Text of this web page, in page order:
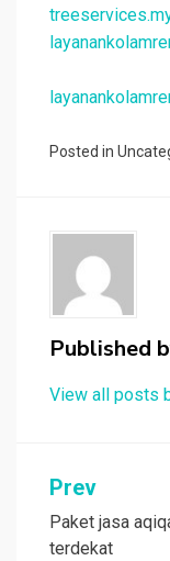
Posted in
Published
View all posts
Post
Prev
Paket jasa
terdekat